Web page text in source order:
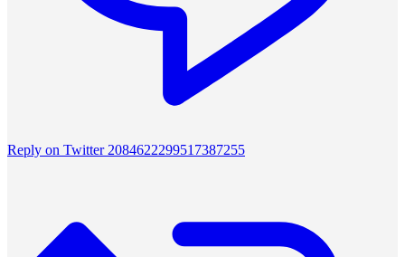
Reply on Twitter 2084622299517387255